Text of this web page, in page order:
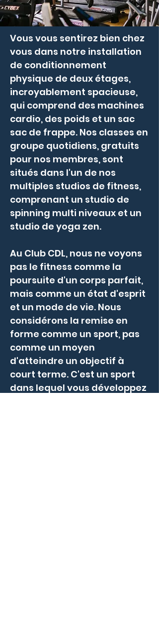
Vous vous sentirez bien chez
vous dans notre installation
de conditionnement
physique de deux étages,
incroyablement spacieuse,
qui comprend des machines
cardio, des poids et un sac
sac de frappe. Nos classes en
groupe quotidiens, gratuits
pour nos membres, sont
situés dans l'un de nos
multiples studios de fitness,
comprenant un studio de
spinning multi niveaux et un
studio de yoga zen.
​Au Club CDL, nous ne voyons
pas le fitness comme la
poursuite d'un corps parfait,
mais comme un état d'esprit
et un mode de vie. Nous
considérons la remise en
forme comme un sport, pas
comme un moyen
d'atteindre un objectif à
court terme. C'est un sport
dans lequel vous développez